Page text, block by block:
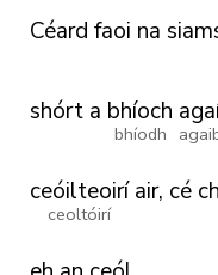
Céard faoi na
shórt a bhíoch
bhíodh
ceóilteoirí
ceoltóirí
air, cé